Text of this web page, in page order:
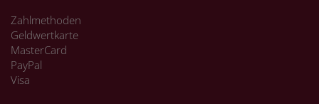
Zahlmethoden
Geldwertkarte
MasterCard
PayPal
Visa